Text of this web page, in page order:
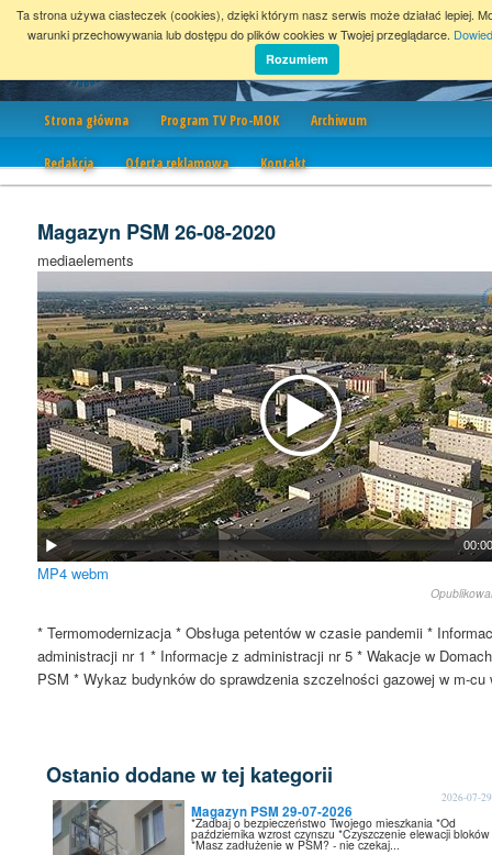
Strona główna Program TV Pro-MOK Archiwum
Redakcja Oferta reklamowa Kontakt
Magazyn PSM 26-08-2020
mediaelements
MP4 webm
* Termomodernizacja * Obsługa petentów w czasie pandemii *
administracji nr 1 * Informacje z administracji nr 5 * Wakacje w
PSM * Wykaz budynków do sprawdzenia szczelności gazowej w m-cu
Ostanio dodane w tej kategorii
Magazyn PSM 29-07-2026
2026-07-29
*Zadbaj o bezpieczeństwo Twojego mieszkania *Od
października wzrost czynszu *Czyszczenie elewacji bloków
*Masz zadłużenie w PSM? - nie czekaj...
Ta strona używa ciasteczek (cookies), dzięki którym nasz serwis może działać lepiej.
warunki przechowywania lub dostępu do plików cookies w Twojej przeglądarce.
Rozumiem